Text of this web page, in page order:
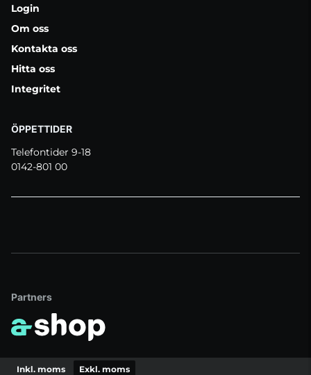
Login
Om oss
Kontakta oss
Hitta oss
Integritet
ÖPPETTIDER
Telefontider 9-18
0142-801 00
Partners
Inkl. moms Exkl. moms